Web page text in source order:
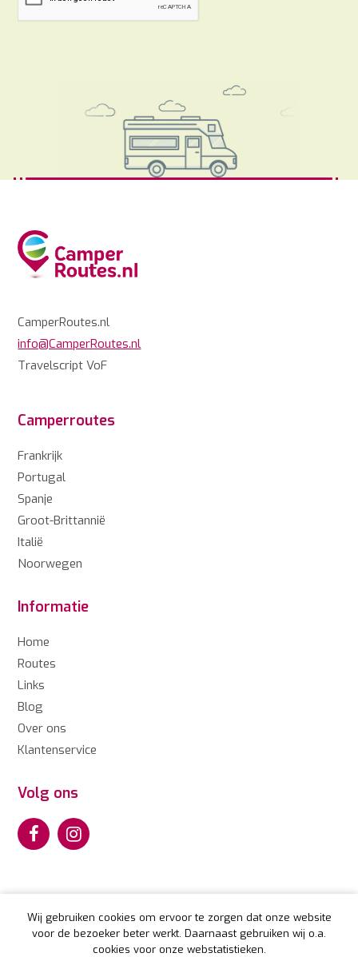
CamperRoutes.nl
info@CamperRoutes.nl
Travelscript VoF
Camperroutes
Frankrijk
Portugal
Spanje
Groot-Brittannië
Italië
Noorwegen
Informatie
Home
Routes
Links
Blog
Over ons
Klantenservice
Volg ons
© Copyright Camperroutes.nl 2026. CamperRoutes worden
Wij gebruiken cookies om ervoor te zorgen dat onze website
voor de bezoeker beter werkt. Daarnaast gebruiken wij o.a.
cookies voor onze webstatistieken.